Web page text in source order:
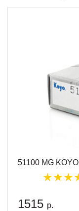
51100 MG KOYO
1515 р.